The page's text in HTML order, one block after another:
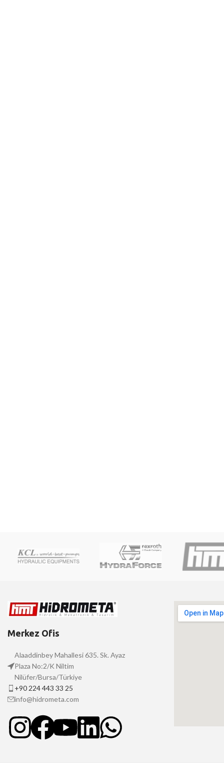
Merkez Ofis
Alaaddinbey Mahallesi 635. Sk. Ayaz
Plaza No:2/K Niltim
Nilüfer/Bursa/Türkiye
+90 224 443 33 25
info@hidrometa.com